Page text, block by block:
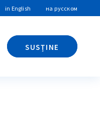
in English на русском
SUSȚINE
Caută